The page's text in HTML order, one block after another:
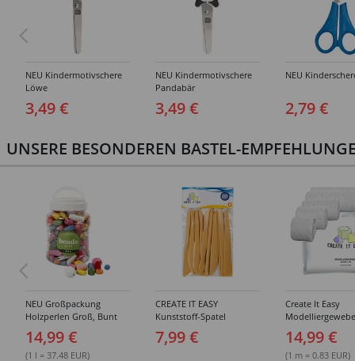
NEU Kindermotivschere
Löwe
3,49 €
NEU Kindermotivschere
Pandabär
3,49 €
NEU
2,79 €
UNSERE BESONDEREN BASTEL-
NEU Großpackung
Holzperlen Groß, Bunt
Sortiert, 400 ml Eimer
14,99 €
(1 l = 37.48 EUR)
CREATE IT EASY
Kunststoff-Spatel
Sortiment, 14 Stück
7,99 €
Create It Easy
Gipsbinden, 8cm
3m lang, 6 Stück
14,99 €
(1 m = 0.83 EUR)